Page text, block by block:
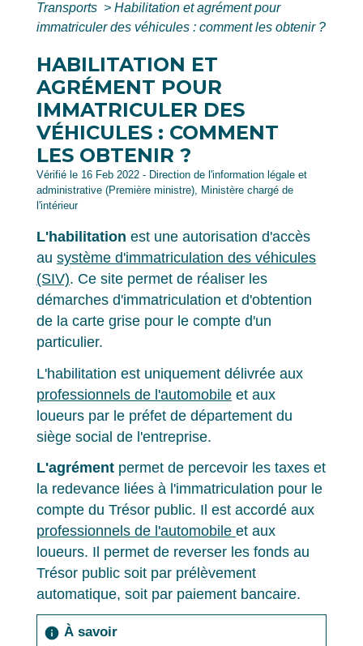
Transports > Habilitation et agrément pour
immatriculer des véhicules : comment les obtenir ?
HABILITATION ET
AGRÉMENT POUR
IMMATRICULER DES
VÉHICULES : COMMENT
LES OBTENIR ?
Vérifié le 16 Feb 2022 - Direction de l'information légale et
administrative (Première ministre), Ministère chargé de
l'intérieur
L'habilitation est une autorisation d'accès
au système d'immatriculation des véhicules
(SIV). Ce site permet de réaliser les
démarches d'immatriculation et d'obtention
de la carte grise pour le compte d'un
particulier.
L'habilitation est uniquement délivrée aux
professionnels de l'automobile et aux
loueurs par le préfet de département du
siège social de l'entreprise.
L'agrément permet de percevoir les taxes et
la redevance liées à l'immatriculation pour le
compte du Trésor public. Il est accordé aux
professionnels de l'automobile et aux
loueurs. Il permet de reverser les fonds au
Trésor public soit par prélèvement
automatique, soit par paiement bancaire.
info À savoir